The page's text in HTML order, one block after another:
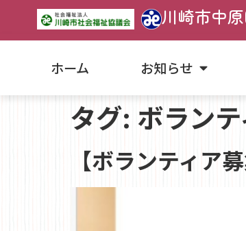
川崎市中
ホーム お知らせ
タグ: ボラン
【ボランティア